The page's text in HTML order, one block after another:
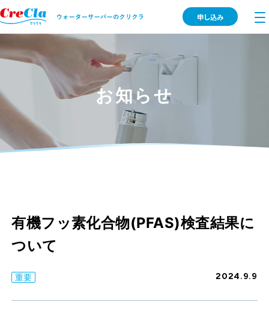
申し込み
お知らせ
有機フッ素化合物(PFAS)検査結果に
ついて
重要 2024.9.9